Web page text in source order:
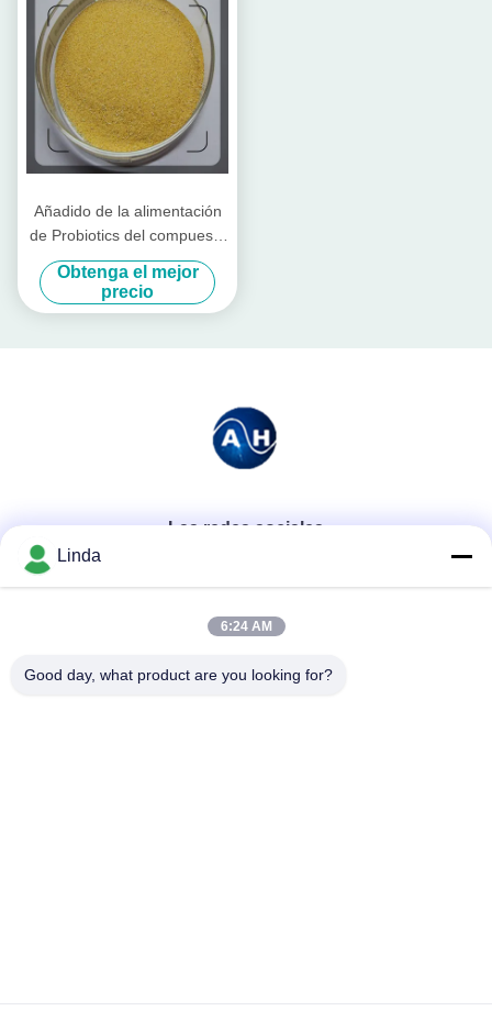
Añadido de la alimentación
de Probiotics del compuesto
para el ganado y las aves de
corral
Obtenga el mejor
precio
Las redes sociales
Contacto rápido
Teléfono
Linda
6:24 AM
Good day, what product are you looking for?